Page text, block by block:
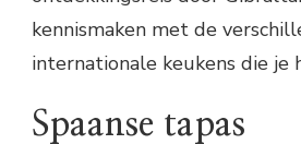
kennismaken met de
internationale keukens die je
Spaanse tapas